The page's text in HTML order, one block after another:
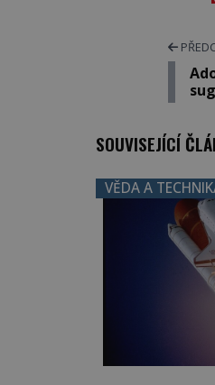
SOUVISEJÍCÍ
VĚDA A